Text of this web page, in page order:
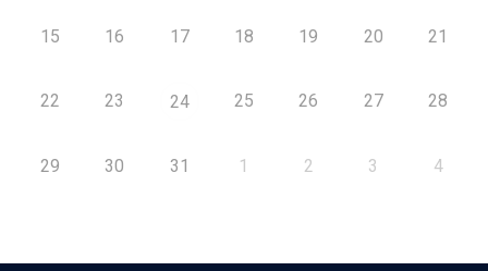
15 16 17 18 19 20 21
22 23 24 25 26 27 28
29 30 31 1 2 3 4